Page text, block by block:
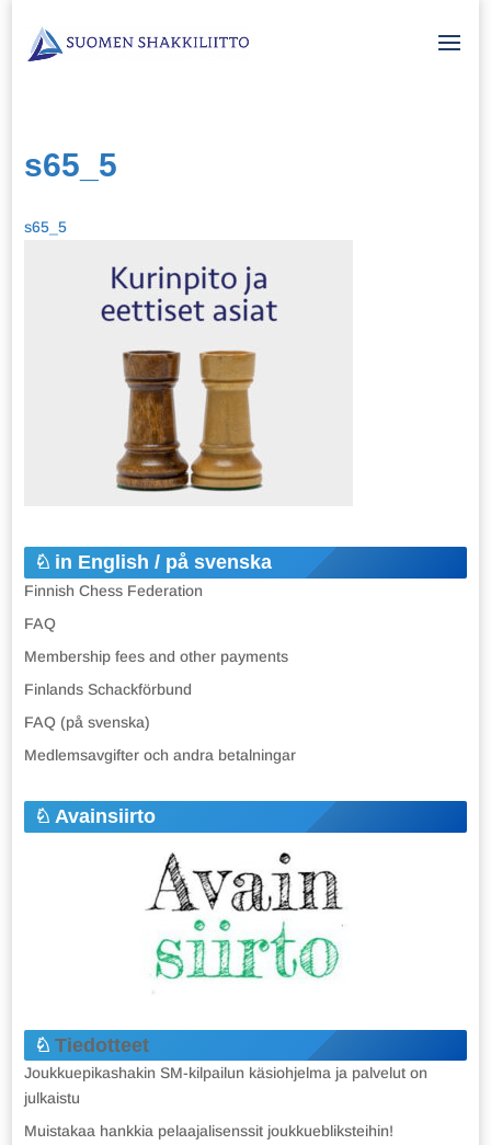
s65_5
s65_5
in English / på svenska
Finnish Chess Federation
FAQ
Membership fees and other payments
Finlands Schackförbund
FAQ (på svenska)
Medlemsavgifter och andra betalningar
Avainsiirto
Tiedotteet
Joukkuepikashakin SM-kilpailun käsiohjelma ja palvelut on
julkaistu
Muistakaa hankkia pelaajalisenssit joukkuebliksteihin!